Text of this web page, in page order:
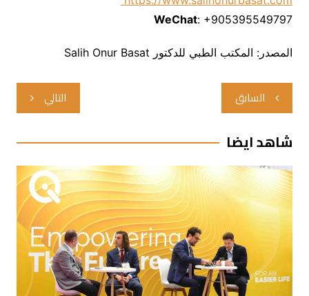
WeChat: +905395549797
المصدر: المكتب الطبي للدكتور Salih Onur Basat
تصفّح
المقالات
السابق التالي
شاهد ايضا